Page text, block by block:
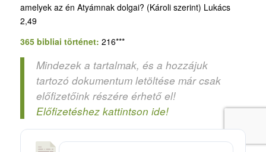
amelyek az én Atyámnak dolgai? (Károli szerint) Lukács
2,49
365 bibliai történet: 216***
Mindezek a tartalmak, és a hozzájuk
tartozó dokumentum letöltése már csak
előfizetőink részére érhető el!
Előfizetéshez kattintson ide!